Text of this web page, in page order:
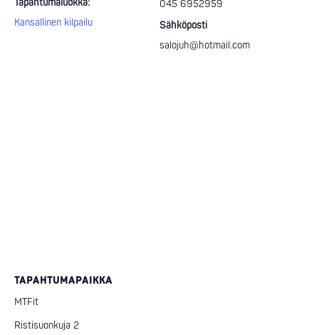
Kansallinen kilpailu
045 6952959
Sähköposti
salojuh@hotmail.com
TAPAHTUMAPAIKKA
MTFit
Ristisuonkuja 2